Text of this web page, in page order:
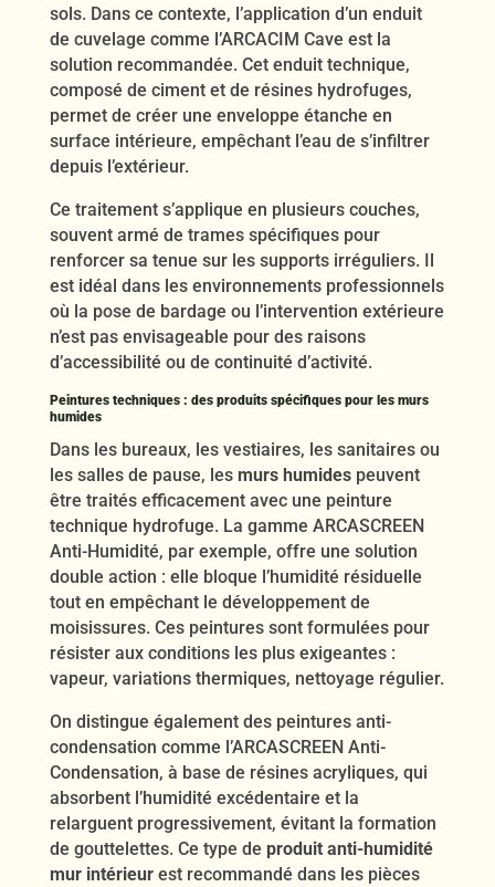
sols. Dans ce contexte, l’application d’un enduit
de cuvelage comme l’ARCACIM Cave est la
solution recommandée. Cet enduit technique,
composé de ciment et de résines hydrofuges,
permet de créer une enveloppe étanche en
surface intérieure, empêchant l’eau de s’infiltrer
depuis l’extérieur.
Ce traitement s’applique en plusieurs couches,
souvent armé de trames spécifiques pour
renforcer sa tenue sur les supports irréguliers. Il
est idéal dans les environnements professionnels
où la pose de bardage ou l’intervention extérieure
n’est pas envisageable pour des raisons
d’accessibilité ou de continuité d’activité.
Peintures techniques : des produits spécifiques pour les murs
humides
Dans les bureaux, les vestiaires, les sanitaires ou
les salles de pause, les murs humidespeuvent
être traités efficacement avec une peinture
technique hydrofuge. La gamme ARCASCREEN
Anti-Humidité, par exemple, offre une solution
double action : elle bloque l’humidité résiduelle
tout en empêchant le développement de
moisissures. Ces peintures sont formulées pour
résister aux conditions les plus exigeantes :
vapeur, variations thermiques, nettoyage régulier.
On distingue également des peintures anti-
condensation comme l’ARCASCREEN Anti-
Condensation, à base de résines acryliques, qui
absorbent l’humidité excédentaire et la
relarguent progressivement, évitant la formation
de gouttelettes. Ce type de produit anti-humidité
mur intérieurest recommandé dans les pièces